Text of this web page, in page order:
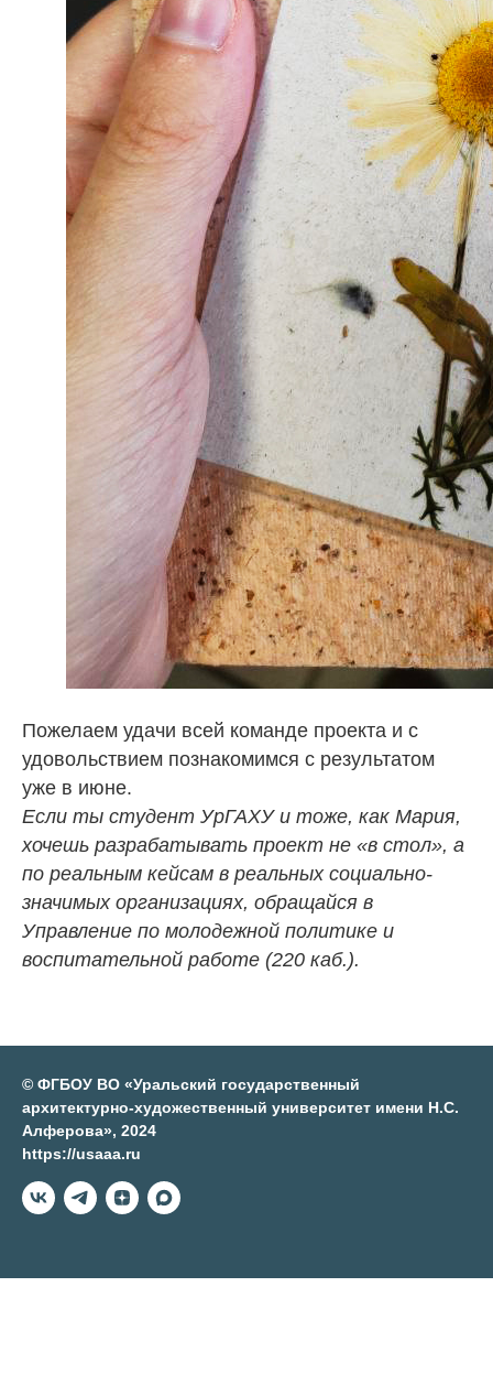
Пожелаем удачи всей команде проекта и с
удовольствием познакомимся с результатом
уже в июне.
Если ты студент УрГАХУ и тоже, как Мария,
хочешь разрабатывать проект не «в стол», а
по реальным кейсам в реальных социально-
значимых организациях, обращайся в
Управление по молодежной политике и
воспитательной работе (220 каб.).
© ФГБОУ ВО «Уральский государственный
архитектурно-художественный университет имени Н.С.
Алферова», 2024
https://usaaa.ru